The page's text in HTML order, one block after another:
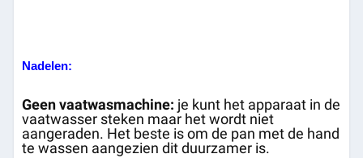
Nadelen:
Geen vaatwasmachine: je kunt het apparaat in de
vaatwasser steken maar het wordt niet
aangeraden. Het beste is om de pan met de hand
te wassen aangezien dit duurzamer is.